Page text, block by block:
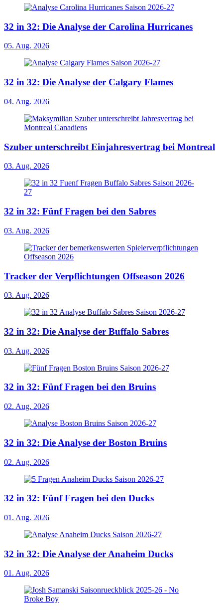
32 in 32: Die Analyse der Carolina Hurricanes
05. Aug. 2026
32 in 32: Die Analyse der Calgary Flames
04. Aug. 2026
Szuber unterschreibt Einjahresvertrag bei Montreal
03. Aug. 2026
32 in 32: Fünf Fragen bei den Sabres
03. Aug. 2026
Tracker der Verpflichtungen Offseason 2026
03. Aug. 2026
32 in 32: Die Analyse der Buffalo Sabres
03. Aug. 2026
32 in 32: Fünf Fragen bei den Bruins
02. Aug. 2026
32 in 32: Die Analyse der Boston Bruins
02. Aug. 2026
32 in 32: Fünf Fragen bei den Ducks
01. Aug. 2026
32 in 32: Die Analyse der Anaheim Ducks
01. Aug. 2026